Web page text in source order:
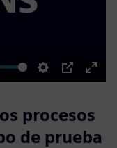
Settings
PIP
Enter
procesos
de prueba